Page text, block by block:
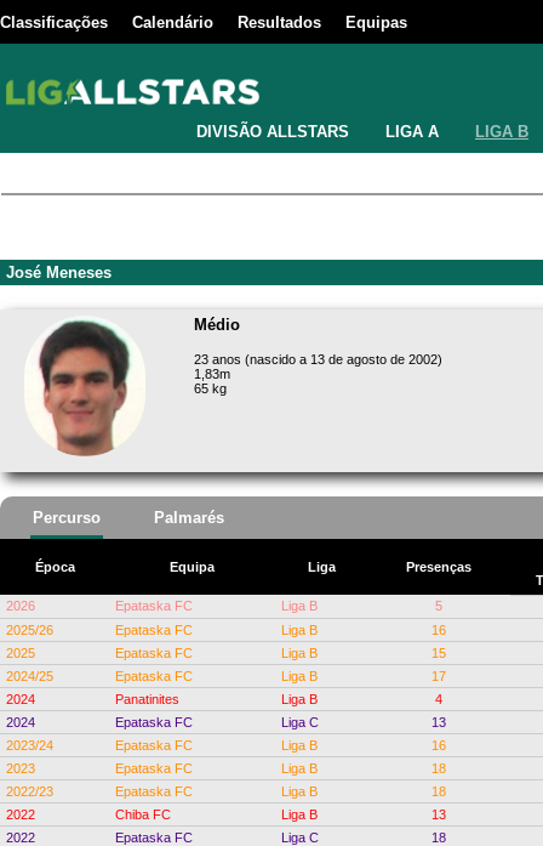
Classificações Calendário Resultados Equipas
DIVISÃO ALLSTARS LIGA A LIGA B
José Meneses
Médio
23 anos (nascido a 13 de agosto de 2002)
1,83m
65 kg
Percurso Palmarés
Época Equipa Liga
Presenças
2026
Epataska FC Liga B
5
2025/26
Epataska FC Liga B
16
2025
Epataska FC Liga B
15
2024/25
Epataska FC Liga B
17
2024
Panatinites Liga B
4
2024
Epataska FC Liga C
13
2023/24
Epataska FC Liga B
16
2023
Epataska FC Liga B
18
2022/23
Epataska FC Liga B
18
2022
Chiba FC Liga B
13
2022
Epataska FC Liga C
18